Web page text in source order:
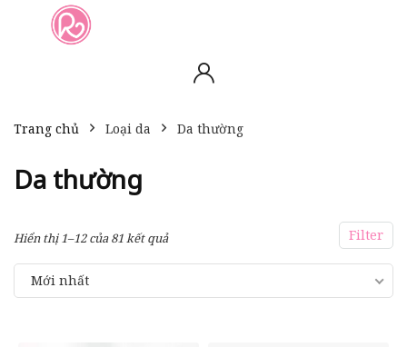
Trang chủ Loại da Da thường
Da thường
Filter
Hiển thị 1–12 của 81 kết quả
Mới nhất